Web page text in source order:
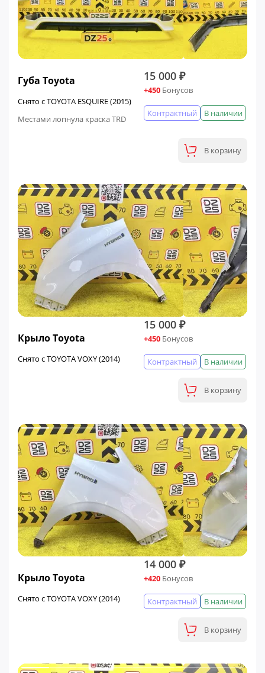
Губа Toyota
Снято с TOYOTA ESQUIRE (2015)
Местами лопнула краска TRD
15 000 ₽
+450 Бонусов
В наличии
Контрактный
В корзину
Крыло Toyota
Снято с TOYOTA VOXY (2014)
15 000 ₽
+450 Бонусов
В наличии
Контрактный
В корзину
Крыло Toyota
Снято с TOYOTA VOXY (2014)
14 000 ₽
+420 Бонусов
В наличии
Контрактный
В корзину